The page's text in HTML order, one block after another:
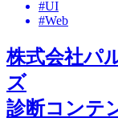
#UI
#Web
株式会社パ
ズ
診断コンテ